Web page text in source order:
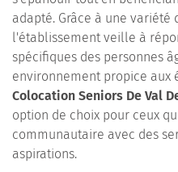
adapté. Grâce à une variété
l'établissement veille à
spécifiques des personnes
environnement propice aux
Colocation Seniors De Val
option de choix pour ceux
communautaire avec des
aspirations.